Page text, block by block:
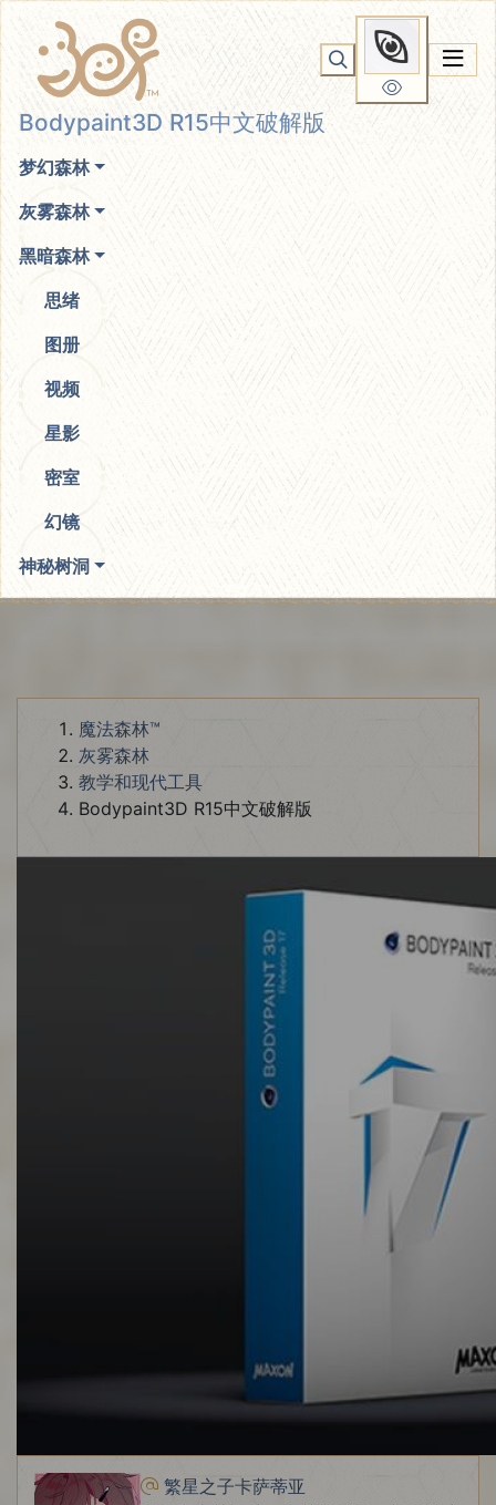
你无法看到我
Bodypaint3D R15中文破解版
梦幻森林
灰雾森林
黑暗森林
思绪
图册
视频
星影
密室
幻镜
神秘树洞
魔法森林™
灰雾森林
教学和现代工具
Bodypaint3D R15中文破解版
Bodypaint3D R15中文破解
版
繁星之子卡萨蒂亚